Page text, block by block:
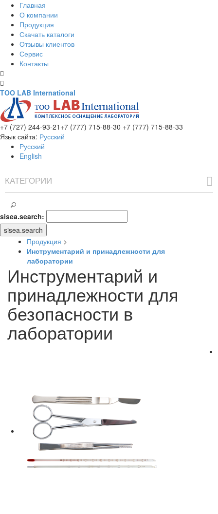
Главная
О компании
Продукция
Скачать каталоги
Отзывы клиентов
Сервис
Контакты
TOO LAB International
+7 (727) 244-93-21 +7 (777) 715-88-30 +7 (777) 715-88-33
Язык сайта: Русский
Русский
English
КАТЕГОРИИ
sisea.search:
sisea.search
Продукция >
Инструментарий и принадлежности для
лаборатории
Инструментарий и
принадлежности для
безопасности в
лаборатории